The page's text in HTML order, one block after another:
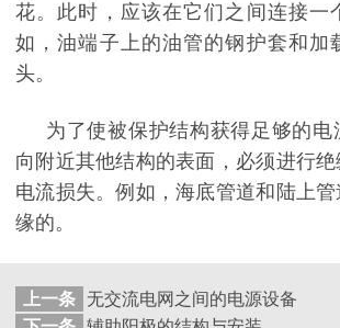
花。此时，应该在它们之间连接一
如，油端子上的油管的钢护套和加
头。
为了使被保护结构获得足够的电
向附近其他结构的表面，必须进行
电流损失。例如，海底管道和陆上
缘的。
上一条
无交流电网之间的电源设备